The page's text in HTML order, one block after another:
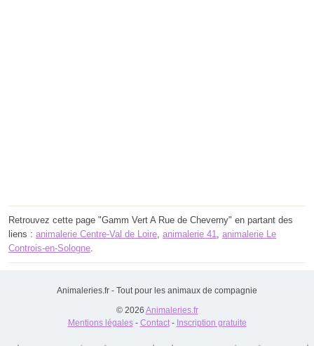
Retrouvez cette page "Gamm Vert A Rue de Cheverny" en partant des
liens : animalerie Centre-Val de Loire animalerie 41
animalerie Le
Controis-en-Sologne
Animaleries.fr - Tout pour les animaux de compagnie
© 2026 Animaleries.fr
Mentions légales- Contact- Inscription gratuite